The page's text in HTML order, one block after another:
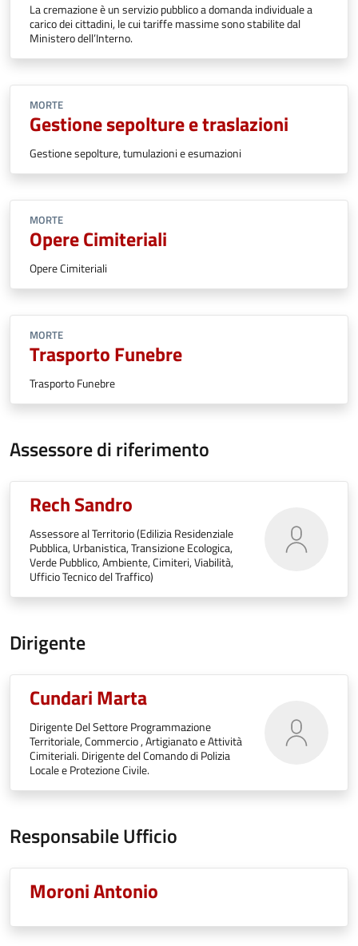
La cremazione è un servizio pubblico a domanda individuale a
carico dei cittadini, le cui tariffe massime sono stabilite dal
Ministero dell’Interno.
MORTE
Gestione sepolture e traslazioni
Gestione sepolture, tumulazioni e esumazioni
MORTE
Opere Cimiteriali
Opere Cimiteriali
MORTE
Trasporto Funebre
Trasporto Funebre
Assessore di riferimento
Rech Sandro
Assessore al Territorio (Edilizia Residenziale
Pubblica, Urbanistica, Transizione Ecologica,
Verde Pubblico, Ambiente, Cimiteri, Viabilità,
Ufficio Tecnico del Traffico)
Dirigente
Cundari Marta
Dirigente Del Settore Programmazione
Territoriale, Commercio , Artigianato e Attività
Cimiteriali. Dirigente del Comando di Polizia
Locale e Protezione Civile.
Responsabile Ufficio
Moroni Antonio